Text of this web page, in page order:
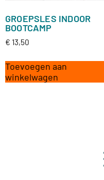
GROEPSLES INDOOR
BOOTCAMP
€ 13,50
Toevoegen aan
winkelwagen